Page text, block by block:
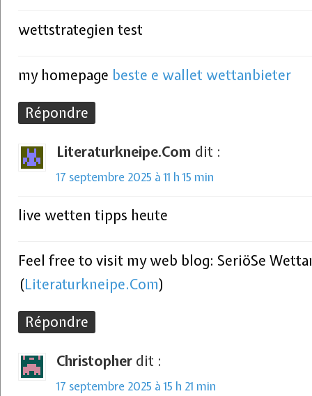
wettstrategien test
my homepage beste e wallet wettanbieter
Répondre
Literaturkneipe.Com dit :
17 septembre 2025 à 11 h 15 min
live wetten tipps heute
Feel free to visit my web blog: SeriöSe
(Literaturkneipe.Com)
Répondre
Christopher dit :
17 septembre 2025 à 15 h 21 min